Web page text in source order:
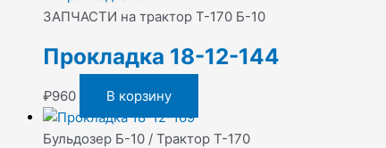
ЗАПЧАСТИ на трактор Т-170 Б-10
Прокладка 18-12-144
₽960 В корзину
Бульдозер Б-10 / Трактор Т-170